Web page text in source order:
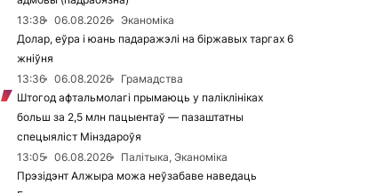
13:38
06.08.2026
Эканоміка
Долар, еўра і юань падаражэлі на біржавых таргах 6
жніўня
13:36
06.08.2026
Грамадства
Штогод афтальмолагі прымаюць у паліклініках
больш за 2,5 млн пацыентаў — пазаштатны
спецыяліст Мінздароўя
13:05
06.08.2026
Палітыка, Эканоміка
Прэзідэнт Алжыра можа неўзабаве наведаць